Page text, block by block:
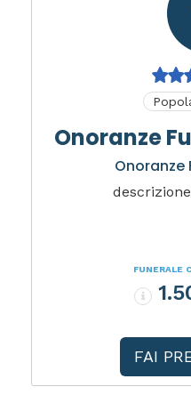
Onoranze
Onoranze
FUNERALE
FAI